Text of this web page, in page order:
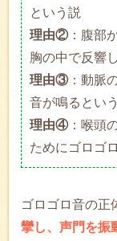
という説
理由②：腹部
胸の中で反響
理由③：動脈
音が鳴るとい
理由④：喉頭
ためにゴロゴ
ゴロゴロ音の正
攣し、声門を振